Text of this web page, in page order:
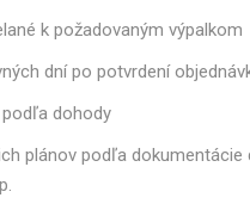
k požadovaným výpalkom
dní po potvrdení
dohody
plánov podľa